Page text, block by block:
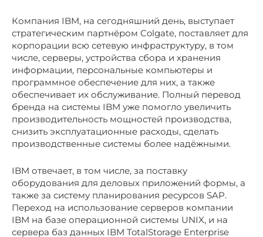
Компания IBM, на сегодняшний день, выступает
стратегическим партнёром Colgate, поставляет для
корпорации всю сетевую инфраструктуру, в том
числе, серверы, устройства сбора и хранения
информации, персональные компьютеры и
программное обеспечение для них, а также
обеспечивает их обслуживание. Полный перевод
бренда на системы IBM уже помогло увеличить
производительность мощностей производства,
снизить эксплуатационные расходы, сделать
производственные системы более надёжными.
IBM отвечает, в том числе, за поставку
оборудования для деловых приложений формы, а
также за систему планирования ресурсов SAP.
Переход на использование серверов компании
IBM на базе операционной системы UNIX, и на
сервера баз данных IBM TotalStorage Enterprise